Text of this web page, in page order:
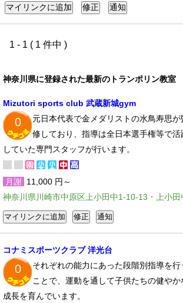
1 - 1 ( 1 件中 )
神奈川県に登録された最新のトランポリン教室
Mizutori sports club 武蔵新城gym
0
元日本代表で金メダリストの水鳥寿思が
修しており、指導は全日本選手権等で活
していた専門スタッフが行います。
月謝 11,000 円～
神奈川県川崎市中原区上小田中1-10-13・上小
コナミスポーツクラブ 洋光台
0
それぞれの能力にあった段階別指導を行
ことで、運動を通して子供たちの健やか
成長を育んでいます。